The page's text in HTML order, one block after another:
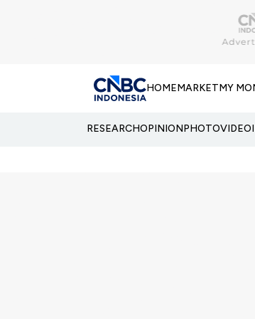
HOMEMARKETMY
RESEARCHOPINIONPHOTOVIDEO